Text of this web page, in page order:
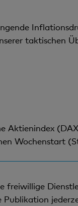
taktischen
Aktienindex
Wochenstart
freiwillige
Publikation